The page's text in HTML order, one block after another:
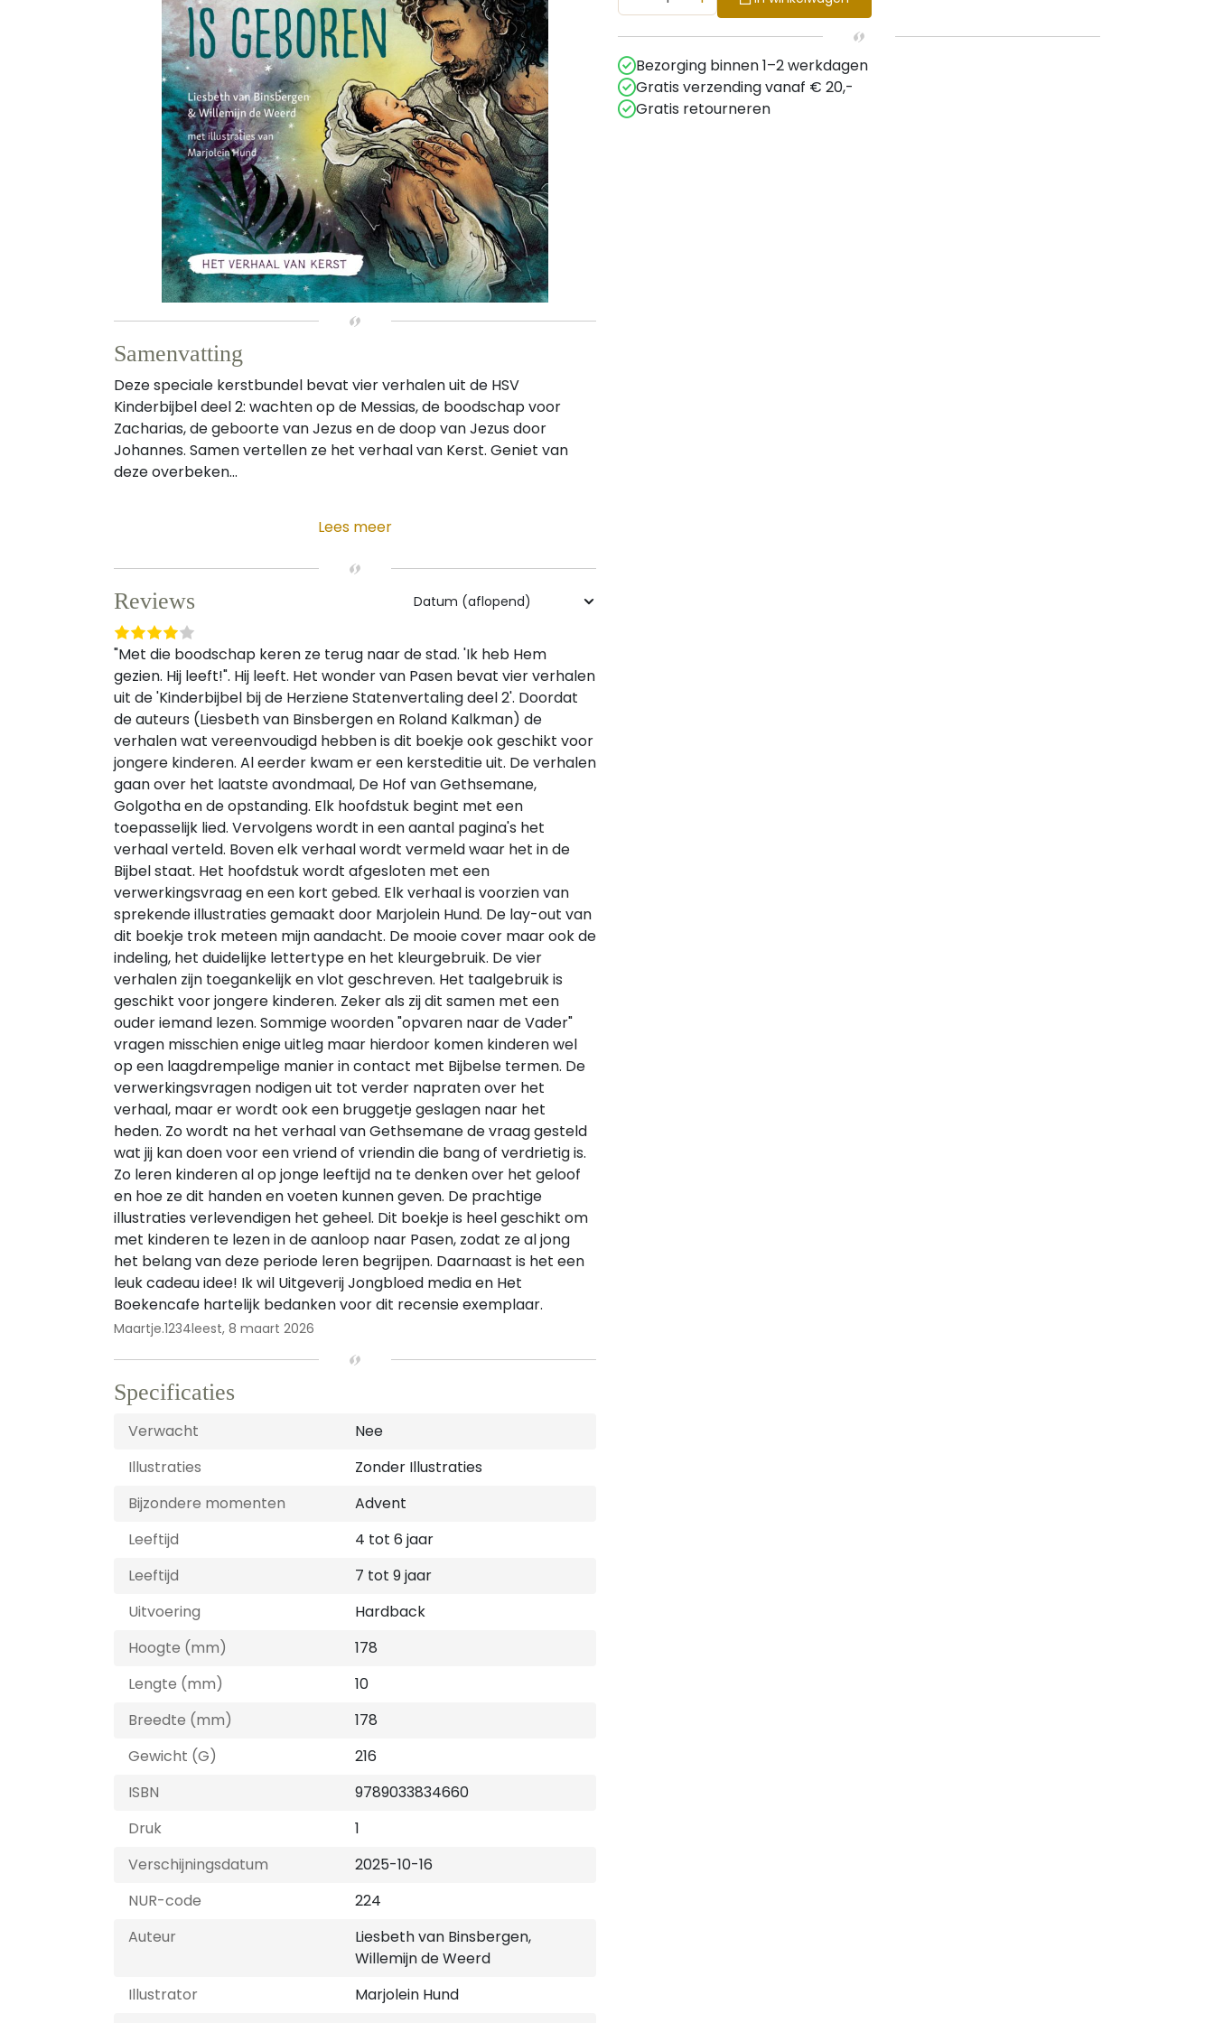
Samenvatting
Deze speciale kerstbundel bevat vier verhalen uit de HSV
Kinderbijbel deel 2: wachten op de Messias, de boodschap voor
Zacharias, de geboorte van Jezus en de doop van Jezus door
Johannes. Samen vertellen ze het verhaal van Kerst. Geniet van
deze overbeken...
Lees meer
Reviews
"Met die boodschap keren ze terug naar de stad. 'Ik heb Hem
gezien. Hij leeft!". Hij leeft. Het wonder van Pasen bevat vier verhalen
uit de 'Kinderbijbel bij de Herziene Statenvertaling deel 2'. Doordat
de auteurs (Liesbeth van Binsbergen en Roland Kalkman) de
verhalen wat vereenvoudigd hebben is dit boekje ook geschikt voor
jongere kinderen. Al eerder kwam er een kersteditie uit. De verhalen
gaan over het laatste avondmaal, De Hof van Gethsemane,
Golgotha en de opstanding. Elk hoofdstuk begint met een
toepasselijk lied. Vervolgens wordt in een aantal pagina's het
verhaal verteld. Boven elk verhaal wordt vermeld waar het in de
Bijbel staat. Het hoofdstuk wordt afgesloten met een
verwerkingsvraag en een kort gebed. Elk verhaal is voorzien van
sprekende illustraties gemaakt door Marjolein Hund. De lay-out van
dit boekje trok meteen mijn aandacht. De mooie cover maar ook de
indeling, het duidelijke lettertype en het kleurgebruik. De vier
verhalen zijn toegankelijk en vlot geschreven. Het taalgebruik is
geschikt voor jongere kinderen. Zeker als zij dit samen met een
ouder iemand lezen. Sommige woorden "opvaren naar de Vader"
vragen misschien enige uitleg maar hierdoor komen kinderen wel
op een laagdrempelige manier in contact met Bijbelse termen. De
verwerkingsvragen nodigen uit tot verder napraten over het
verhaal, maar er wordt ook een bruggetje geslagen naar het
heden. Zo wordt na het verhaal van Gethsemane de vraag gesteld
wat jij kan doen voor een vriend of vriendin die bang of verdrietig is.
Zo leren kinderen al op jonge leeftijd na te denken over het geloof
en hoe ze dit handen en voeten kunnen geven. De prachtige
illustraties verlevendigen het geheel. Dit boekje is heel geschikt om
met kinderen te lezen in de aanloop naar Pasen, zodat ze al jong
het belang van deze periode leren begrijpen. Daarnaast is het een
leuk cadeau idee! Ik wil Uitgeverij Jongbloed media en Het
Boekencafe hartelijk bedanken voor dit recensie exemplaar.
Maartje.1234leest, 8 maart 2026
Specificaties
Verwacht
Nee
Illustraties
Zonder Illustraties
Bijzondere momenten
Advent
Leeftijd
4 tot 6 jaar
Leeftijd
7 tot 9 jaar
Uitvoering
Hardback
Hoogte (mm)
178
Lengte (mm)
10
Breedte (mm)
178
Gewicht (G)
216
ISBN
9789033834660
Druk
1
Verschijningsdatum
2025-10-16
NUR-code
224
Auteur
Liesbeth van Binsbergen,
Willemijn de Weerd
Illustrator
Marjolein Hund
Bezorging binnen 1–2 werkdagen
Gratis verzending vanaf € 20,-
Gratis retourneren